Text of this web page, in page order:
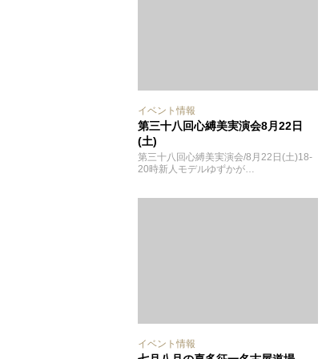
イベント情報
第三十八回心縛美実演会8月22日
(土)
第三十八回心縛美実演会/8月22日(土)18-
20時新人モデルゆずかが…
イベント情報